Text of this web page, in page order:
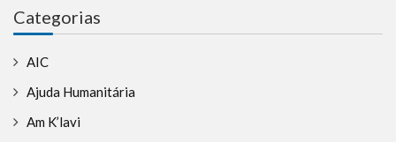
Categorias
AIC
Ajuda Humanitária
Am K’lavi